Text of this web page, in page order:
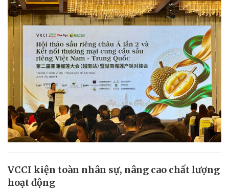
VCCI kiện toàn nhân sự, nâng cao chất lượng
hoạt động